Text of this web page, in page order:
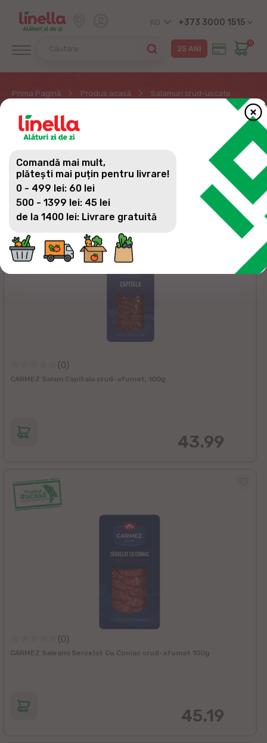
RO +373 3000 1515
0
Prima Pagină Produs acasă Salamuri crud-uscate
SALAMURI CRUD-
(0)
CARMEZ Salam Capitala crud-afumat, 100g
43.99
(0)
CARMEZ Saleami Servelat Cu Coniac crud-afumat 100g
45.19
Comandă mai mult,
plătești mai puțin pentru livrare!
0 - 499 lei: 60 lei
500 - 1399 lei: 45 lei
de la 1400 lei: Livrare gratuită